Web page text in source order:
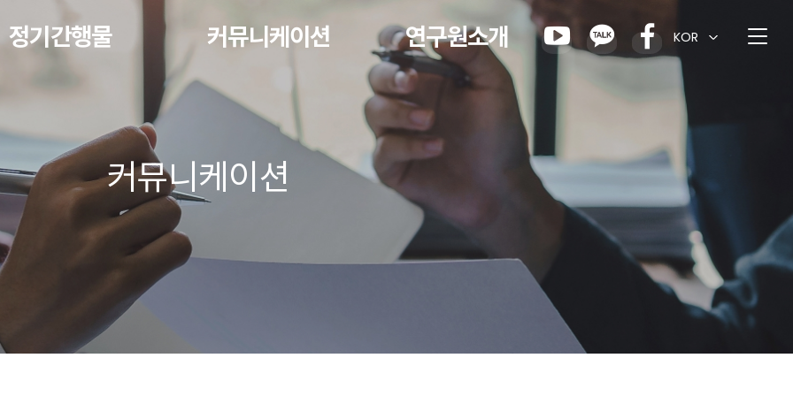
정기간행물 커뮤니케이션 연구원소개 KOR
커뮤니케이션